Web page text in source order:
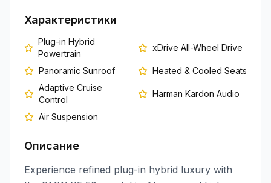
Характеристики
Plug-in Hybrid
Powertrain
xDrive All-Wheel Drive
Panoramic Sunroof
Heated & Cooled Seats
Adaptive Cruise
Control
Harman Kardon Audio
Air Suspension
Описание
Experience refined plug-in hybrid luxury with